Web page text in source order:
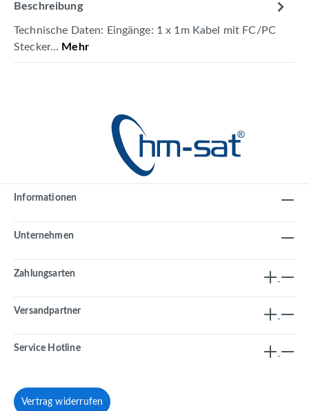
Beschreibung
Technische Daten: Eingänge: 1 x 1m Kabel mit FC/PC
Stecker… Mehr
Informationen
Unternehmen
Zahlungsarten
Versandpartner
Service Hotline
Vertrag widerrufen